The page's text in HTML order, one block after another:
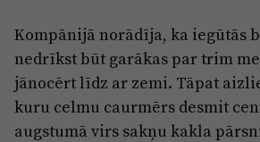
Saulkrasti
Sigulda
Jūrmala
Par
Kompānijā norādīja, ka iegūtās
nedrīkst būt garākas par trim
jānocērt līdz ar zemi. Tāpat
kuru celmu caurmērs desmit
augstumā virs sakņu kakla